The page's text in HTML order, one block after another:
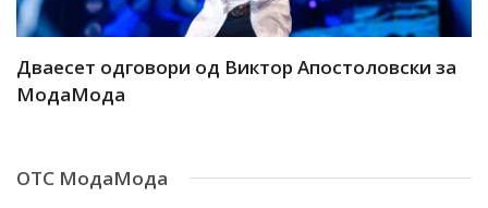
Дваесет одговори од Виктор Апостоловски за
МодаМода
ОТС МодаМода